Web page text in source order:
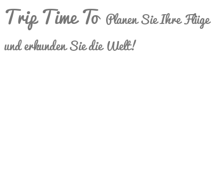
Trip Time To Planen Sie Ihre Flüge
und erkunden Sie die Welt!